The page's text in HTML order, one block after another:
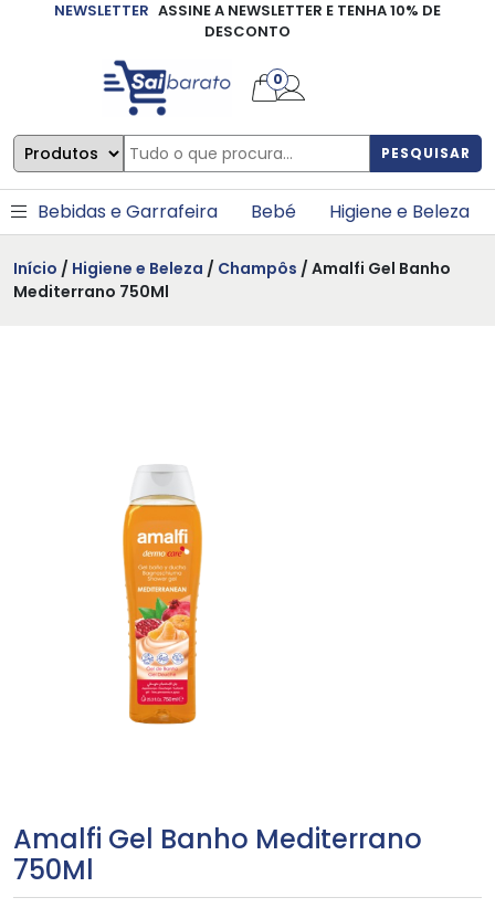
NEWSLETTER ASSINE A NEWSLETTER E TENHA 10% DE
DESCONTO
PESQUISAR
0
Bebidas e Garrafeira Bebé Higiene e Beleza
Início / Higiene e Beleza / Champôs / Amalfi Gel Banho
Mediterrano 750Ml
Amalfi Gel Banho Mediterrano
750Ml